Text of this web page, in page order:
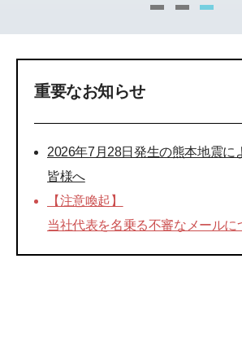
重要なお知らせ
2026年7月28日発生の熊本地震に
皆様へ
【注意喚起】
当社代表を名乗る不審なメールに